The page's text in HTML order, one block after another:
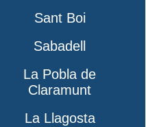
Sant Boi
Sabadell
La Pobla de
Claramunt
La Llagosta